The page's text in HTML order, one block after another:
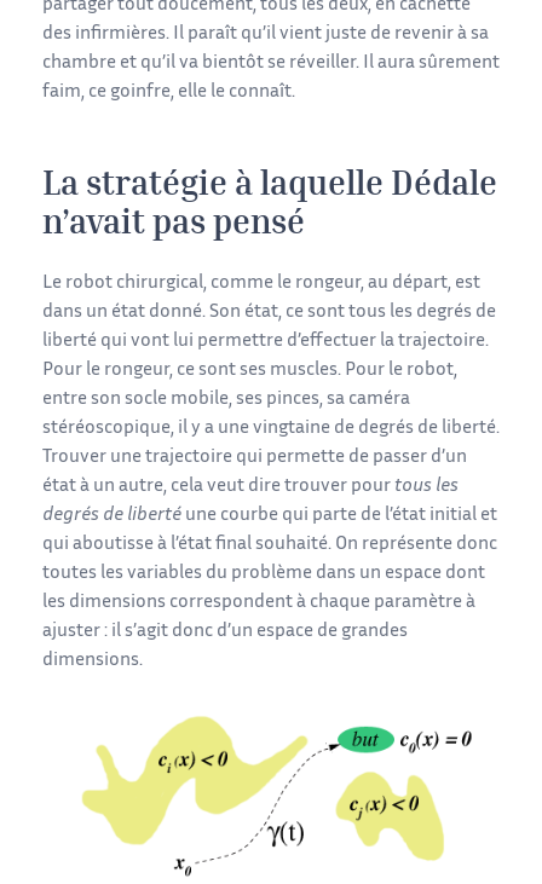
partager tout doucement, tous les deux, en cachette
des infirmières. Il paraît qu’il vient juste de revenir à sa
chambre et qu’il va bientôt se réveiller. Il aura sûrement
faim, ce goinfre, elle le connaît.
La stratégie à laquelle Dédale
n’avait pas pensé
Le robot chirurgical, comme le rongeur, au départ, est
dans un état donné. Son état, ce sont tous les degrés de
liberté qui vont lui permettre d’effectuer la trajectoire.
Pour le rongeur, ce sont ses muscles. Pour le robot,
entre son socle mobile, ses pinces, sa caméra
stéréoscopique, il y a une vingtaine de degrés de liberté.
Trouver une trajectoire qui permette de passer d’un
état à un autre, cela veut dire trouver pour tous les
degrés de liberté une courbe qui parte de l’état initial et
qui aboutisse à l’état final souhaité. On représente donc
toutes les variables du problème dans un espace dont
les dimensions correspondent à chaque paramètre à
ajuster : il s’agit donc d’un espace de grandes
dimensions.